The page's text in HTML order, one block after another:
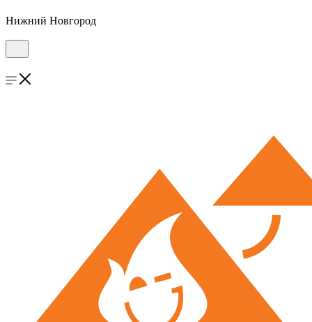
Нижний Новгород